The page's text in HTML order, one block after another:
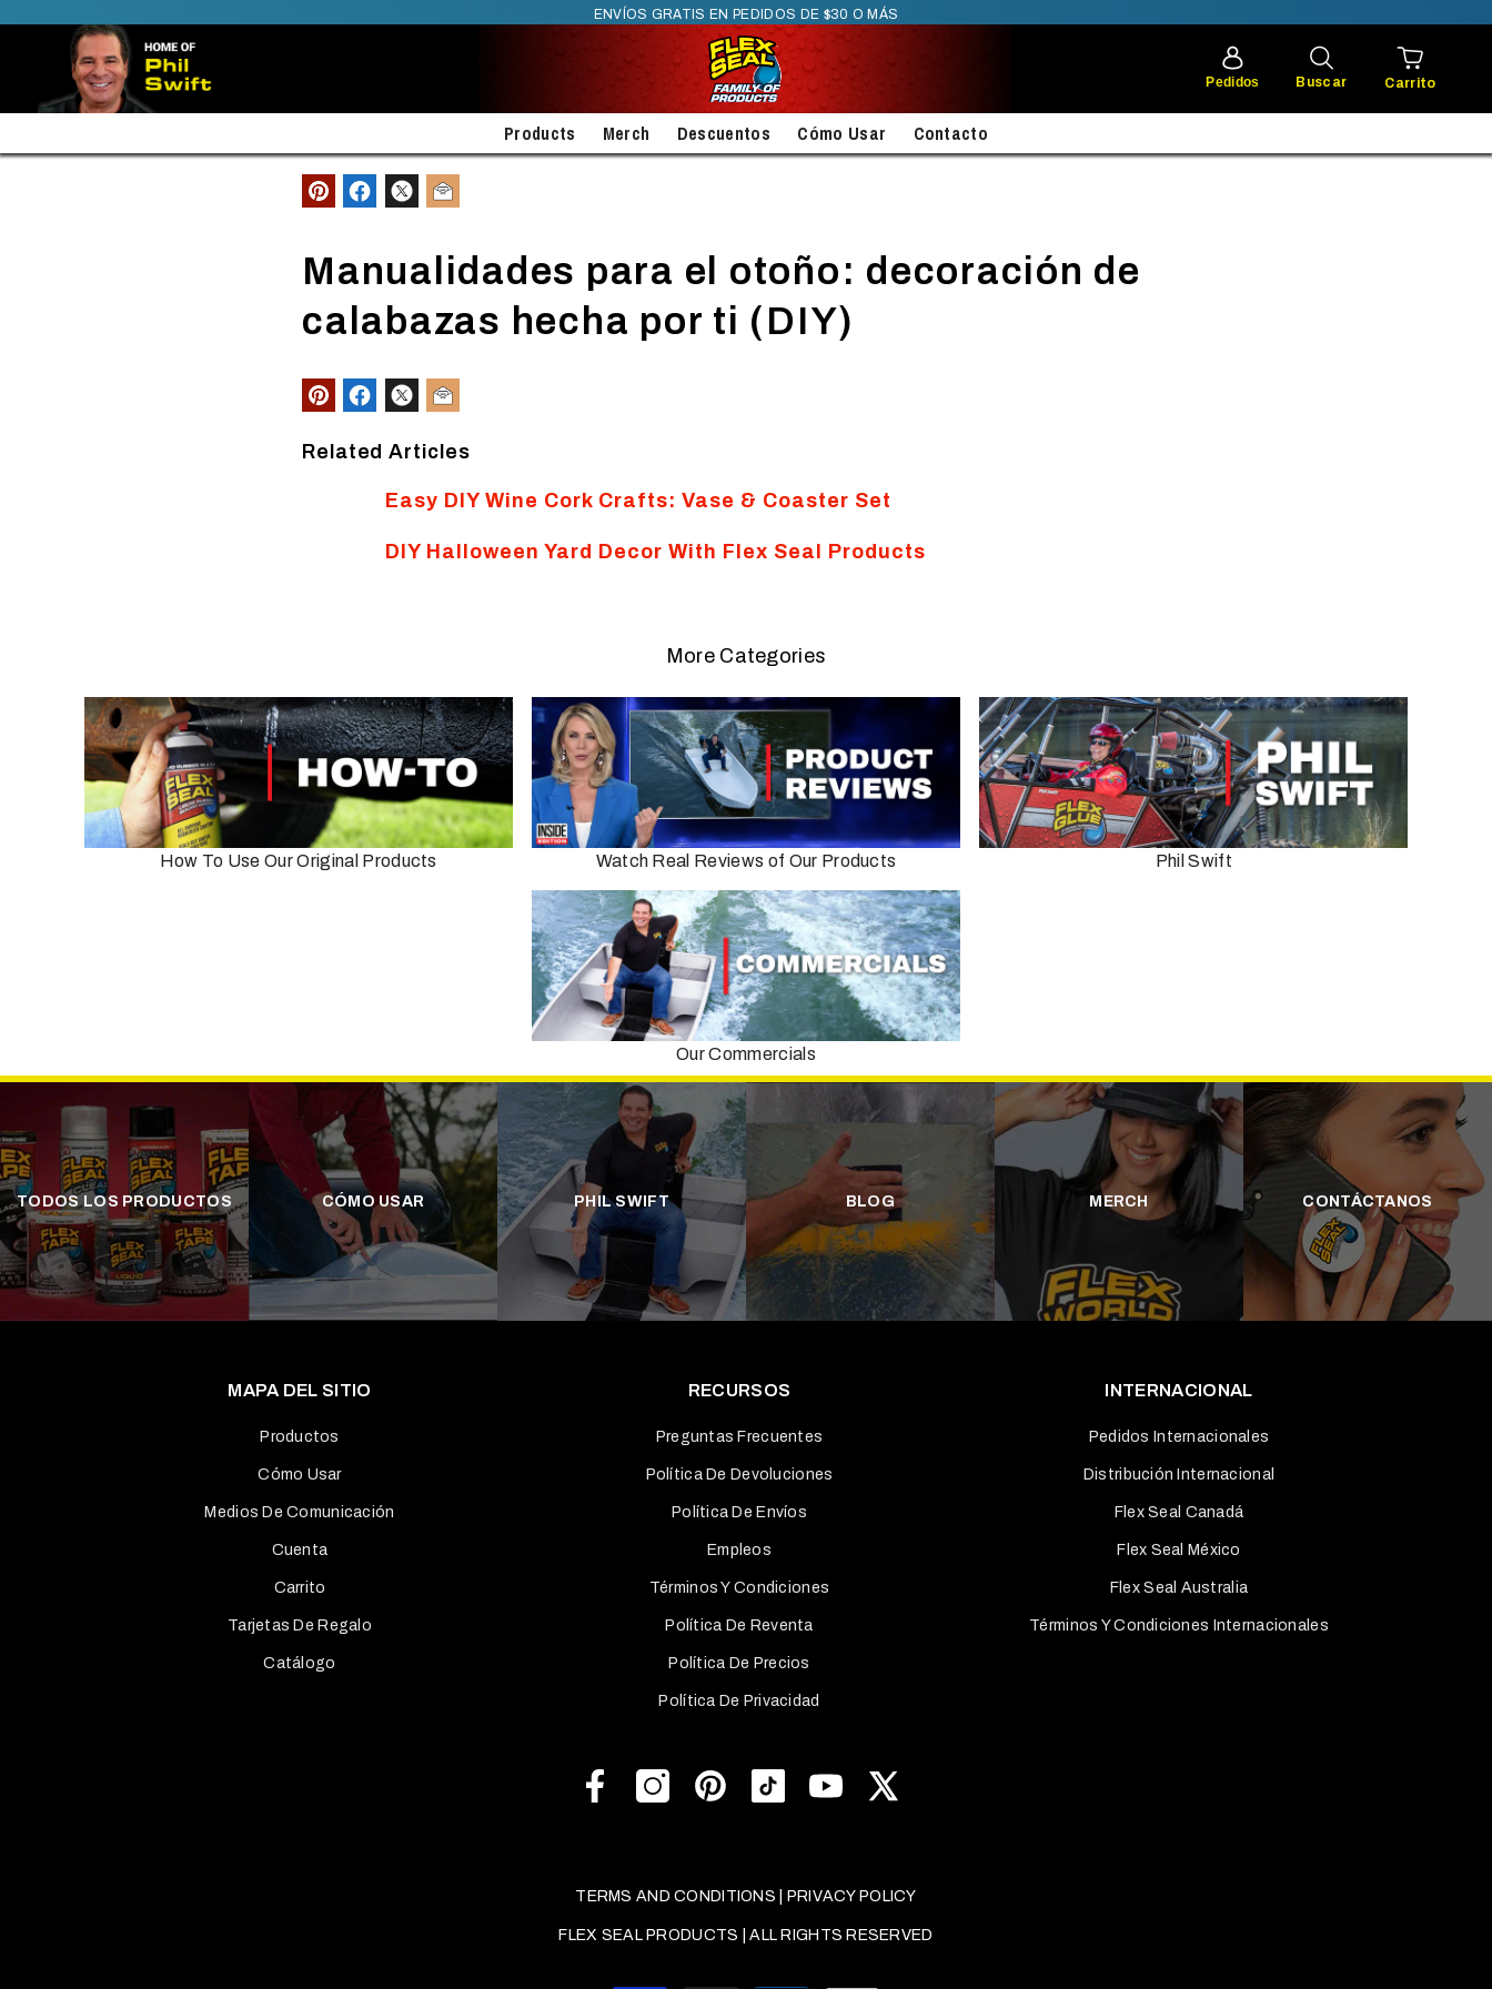
SKIP TO CONTENT
Envíos gratis en pedidos de $30 o más
ENVÍOS GRATIS EN PEDIDOS DE $30 O MÁS
Pedidos Buscar Carrito
Products Merch Descuentos Cómo Usar Contacto
Manualidades para el otoño: decoración de
calabazas hecha por ti (DIY)
Related Articles
Easy DIY Wine Cork Crafts: Vase & Coaster Set
DIY Halloween Yard Decor With Flex Seal Products
More Categories
How To Use Our Original Products Watch Real Reviews of Our Products Phil Swift
Our Commercials
TODOS LOS PRODUCTOS CÓMO USAR PHIL SWIFT BLOG MERCH CONTÁCTANOS
MAPA DEL SITIO
Productos
Cómo Usar
Medios De Comunicación
Cuenta
Carrito
Tarjetas De Regalo
Catálogo
RECURSOS
Preguntas Frecuentes
Política De Devoluciones
Política De Envíos
Empleos
Términos Y Condiciones
Política De Reventa
Política De Precios
Política De Privacidad
INTERNACIONAL
Pedidos Internacionales
Distribución Internacional
Flex Seal Canadá
Flex Seal México
Flex Seal Australia
Términos Y Condiciones Internacionales
TERMS AND CONDITIONS PRIVACY POLICY
FLEX SEAL PRODUCTS | ALL RIGHTS RESERVED